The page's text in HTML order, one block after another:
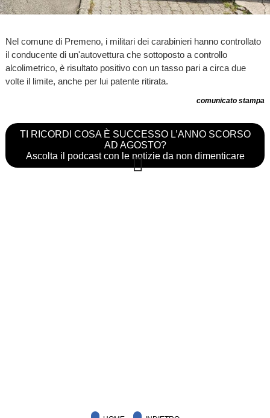
Nel comune di Premeno, i militari dei carabinieri hanno controllato
il conducente di un'autovettura che sottoposto a controllo
alcolimetrico, è risultato positivo con un tasso pari a circa due
volte il limite, anche per lui patente ritirata.
comunicato stampa
TI RICORDI COSA È SUCCESSO L’ANNO SCORSO
AD AGOSTO?
Ascolta il podcast con le notizie da non dimenticare